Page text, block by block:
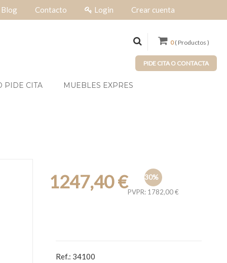
Blog Contacto Login Crear cuenta
0( Productos )
PIDE CITA O CONTACTA
PIDE CITA MUEBLES EXPRES
30%
PVPR: 1782,00 €
1247,40 €
Ref.: 34100